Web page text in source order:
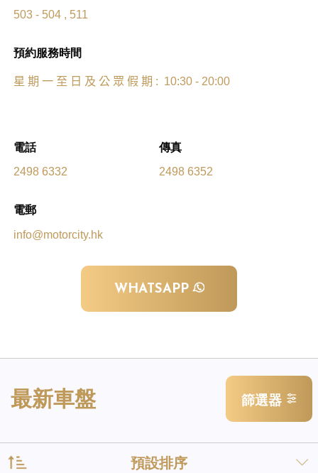
503 - 504 , 511
預約服務時間
星 期 一 至 日 及 公 眾 假 期 : 10:30 - 20:00
電話
2498 6332
傳真
2498 6352
電郵
info@motorcity.hk
WHATSAPP
最新車盤 篩選器
預設排序